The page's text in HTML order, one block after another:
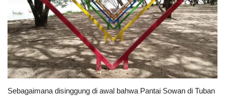
Sebagaimana disinggung di awal bahwa Pantai Sowan di Tuban